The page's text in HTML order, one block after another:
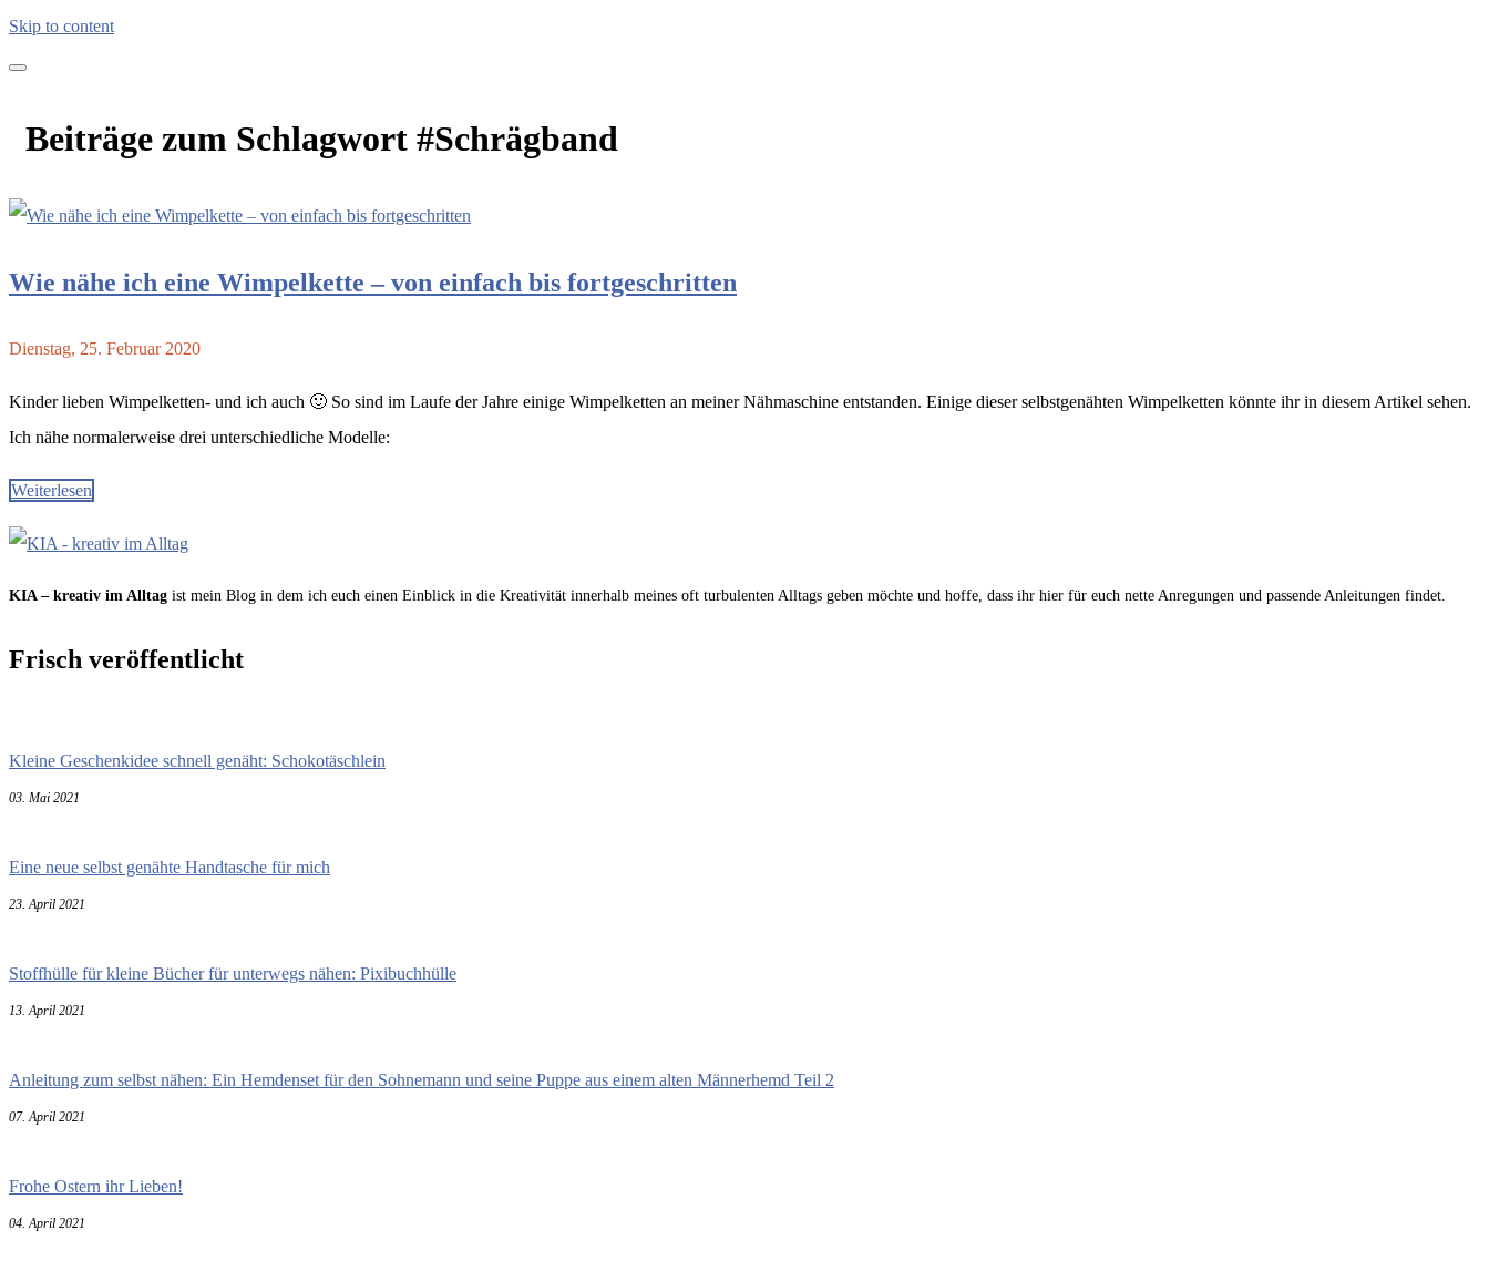
Skip to content
Beiträge zum Schlagwort #Schrägband
Wie nähe ich eine Wimpelkette – von einfach bis fortgeschritten
Dienstag, 25. Februar 2020
Kinder lieben Wimpelketten- und ich auch 🙂 So sind im Laufe der Jahre einige Wimpelketten an meiner Nähmaschine entstanden. Einige dieser selbstgenähten Wimpelketten könnte ihr in diesem Artikel sehen.
Ich nähe normalerweise drei unterschiedliche Modelle:
Weiterlesen
KIA – kreativ im Alltag ist mein Blog in dem ich euch einen Einblick in die Kreativität innerhalb meines oft turbulenten Alltags geben möchte und hoffe, dass ihr hier für euch nette Anregungen und passende Anleitungen findet.
Frisch veröffentlicht
Kleine Geschenkidee schnell genäht: Schokotäschlein
03. Mai 2021
Eine neue selbst genähte Handtasche für mich
23. April 2021
Stoffhülle für kleine Bücher für unterwegs nähen: Pixibuchhülle
13. April 2021
Anleitung zum selbst nähen: Ein Hemdenset für den Sohnemann und seine Puppe aus einem alten Männerhemd Teil 2
07. April 2021
Frohe Ostern ihr Lieben!
04. April 2021